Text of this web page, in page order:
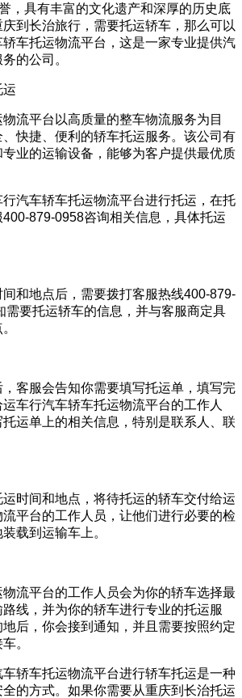
，具有丰富的文化遗产和深厚的历史底
到长治旅行，需要托运轿车，那么可以
车托运物流平台，这是一家专业提供汽
的公司。
流平台以高质量的整车物流服务为目
快捷、便利的轿车托运服务。该公司有
业的运输设备，能够为客户提供最优质
汽车轿车托运物流平台进行托运，在托
879-0958咨询相关信息，具体托运
和地点后，需要拨打客服热线400-879-
需要托运轿车的信息，并与客服商定具
客服会告知你需要填写托运单，填写完
车行汽车轿车托运物流平台的工作人
运单上的相关信息，特别是联系人、联
时间和地点，将待托运的轿车交付给运
平台的工作人员，让他们进行必要的检
载到运输车上。
流平台的工作人员会为你的轿车选择最
线，并为你的轿车进行专业的托运服
后，你会接到通知，并且需要按照约定
。
轿车托运物流平台进行轿车托运是一种
的方式。如果你需要从重庆到长治托运